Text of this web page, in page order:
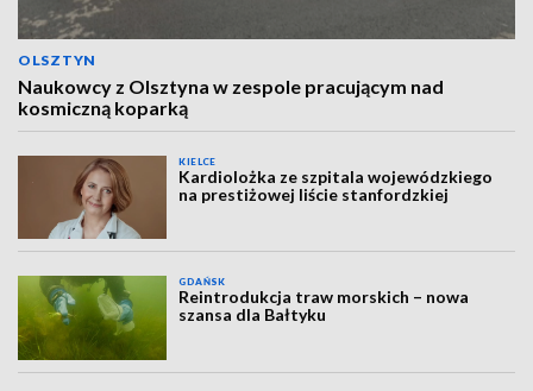
OLSZTYN
Naukowcy z Olsztyna w zespole pracującym nad
kosmiczną koparką
KIELCE
Kardiolożka ze szpitala wojewódzkiego
na prestiżowej liście stanfordzkiej
GDAŃSK
Reintrodukcja traw morskich – nowa
szansa dla Bałtyku